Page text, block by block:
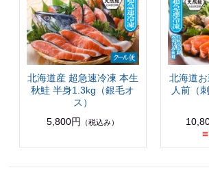
北海道産 超急速冷凍 本生
秋鮭 半身1.3kg（銀毛オ
ス）
5,800円
（税込み）
北海道
人前（